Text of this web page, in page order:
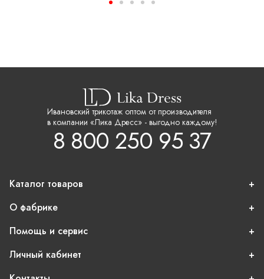
Ивановский трикотаж оптом от производителя
в компании «Лика Дресс» - выгодно каждому!
8 800 250 95 37
Каталог товаров
О фабрике
Помощь и сервис
Личный кабинет